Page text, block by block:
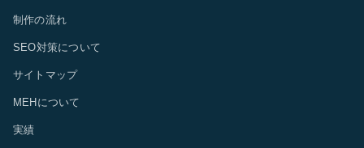
制作の流れ
SEO対策について
サイトマップ
MEHについて
実績